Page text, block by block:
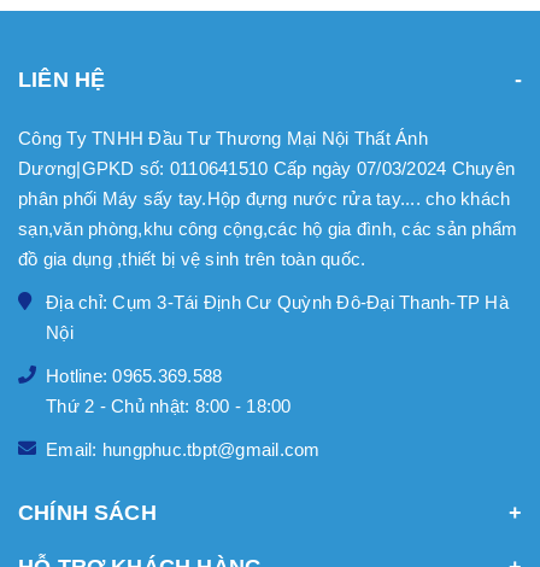
LIÊN HỆ
Công Ty TNHH Đầu Tư Thương Mại Nội Thất Ánh
Dương|GPKD số: 0110641510 Cấp ngày 07/03/2024 Chuyên
phân phối Máy sấy tay.Hộp đựng nước rửa tay.... cho khách
sạn,văn phòng,khu công cộng,các hộ gia đình, các sản phẩm
đồ gia dụng ,thiết bị vệ sinh trên toàn quốc.
Địa chỉ: Cụm 3-Tái Định Cư Quỳnh Đô-Đại Thanh-TP Hà
Nội
Hotline: 0965.369.588
Thứ 2 - Chủ nhật: 8:00 - 18:00
Email: hungphuc.tbpt@gmail.com
CHÍNH SÁCH